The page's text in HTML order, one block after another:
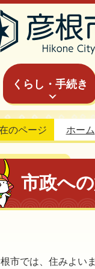
くらし・手続き
のページ ホーム
市政へ
市では、住みよい